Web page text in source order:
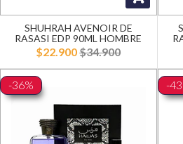
SHUHRAH AVENOIR DE
RASASI EDP 90ML HOMBRE
$22.900$34.900
-36% -